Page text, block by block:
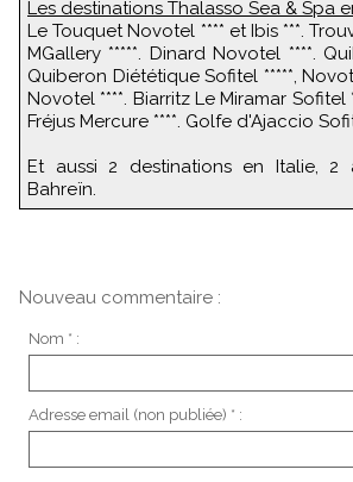
Les destinations Thalasso Sea & Spa
Le Touquet Novotel **** et Ibis ***.
MGallery *****. Dinard Novotel ****.
Quiberon Diététique Sofitel *****,
Novotel ****. Biarritz Le Miramar Sofitel
Fréjus Mercure ****. Golfe d'Ajaccio
Et aussi 2 destinations en Italie,
Bahreïn.
Nouveau commentaire :
Nom * :
Adresse email (non publiée) * :